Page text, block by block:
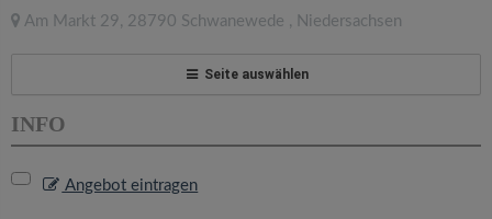
Am Markt 29, 28790 Schwanewede , Niedersachsen
Seite auswählen
INFO
Angebot eintragen
e
a